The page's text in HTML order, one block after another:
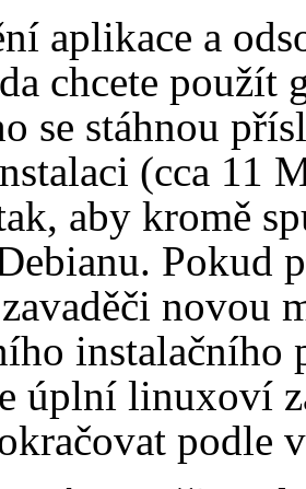
aplikace a
chcete použít
se stáhnou
(cca 11
aby kromě
Pokud
novou
úplní linuxoví
podle